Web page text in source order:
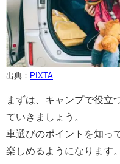
出典： PIXTA
まずは、キャンプで役立
ていきましょう。
車選びのポイントを知っ
楽しめるようになります。